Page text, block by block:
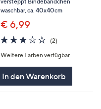
waschbar, ca. 40x40cm
€ 6,99
3.0
von
5
(2)
Weitere Farben verfügbar
In den Warenkorb